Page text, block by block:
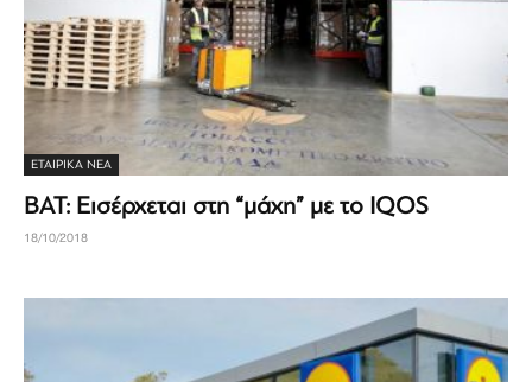
ΕΤΑΙΡΙΚΆ ΝΈΑ
BAT: Εισέρχεται στη “μάχη” με το IQOS
18/10/2018